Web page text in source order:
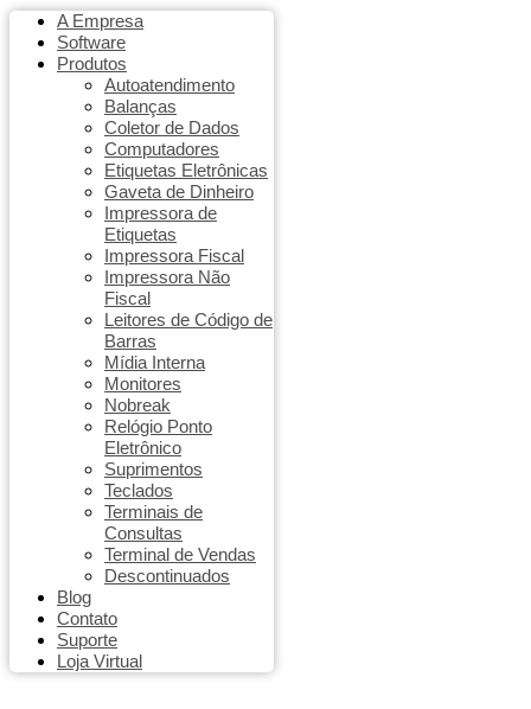
A Empresa
Software
Produtos
Autoatendimento
Balanças
Coletor de Dados
Computadores
Etiquetas Eletrônicas
Gaveta de Dinheiro
Impressora de
Etiquetas
Impressora Fiscal
Impressora Não
Fiscal
Leitores de Código de
Barras
Mídia Interna
Monitores
Nobreak
Relógio Ponto
Eletrônico
Suprimentos
Teclados
Terminais de
Consultas
Terminal de Vendas
Descontinuados
Blog
Contato
Suporte
Loja Virtual